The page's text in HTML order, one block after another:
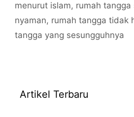
menurut islam, rumah
nyaman, rumah tangga tidak
tangga yang sesungguhnya
Artikel Terbaru